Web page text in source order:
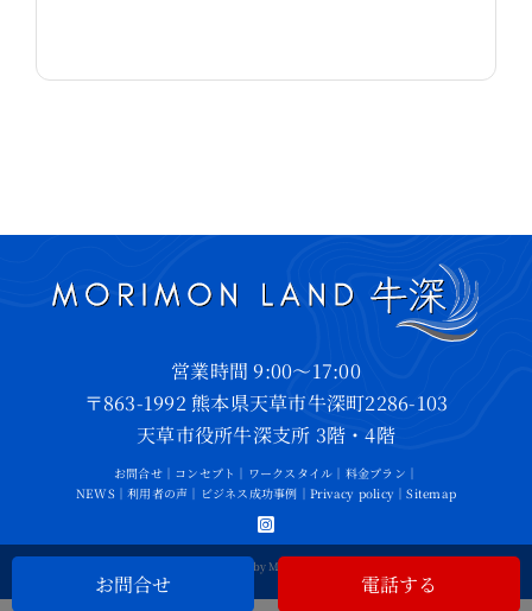
営業時間 9:00～17:00
〒863-1992 熊本県天草市牛深町2286-103
天草市役所牛深支所 3階・4階
お問合せ｜ コンセプト ｜ ワークスタイル ｜ 料金プラン ｜
NEWS｜利用者の声 ｜ ビジネス成功事例 ｜ Privacy policy ｜Sitemap
©2026 • All Rights Reserved by MORIMON LAND USHIBUKA
お問合せ 電話する